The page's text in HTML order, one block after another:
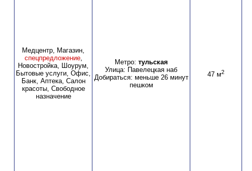
Медцентр, Магазин,
спецпредложение,
Новостройка, Шоурум,
Бытовые услуги, Офис,
Банк, Аптека, Салон
красоты, Свободное
назначение
Метро: тульская
Улица: Павелецкая наб
Добираться: меньше 26 минут
пешком
47 м2